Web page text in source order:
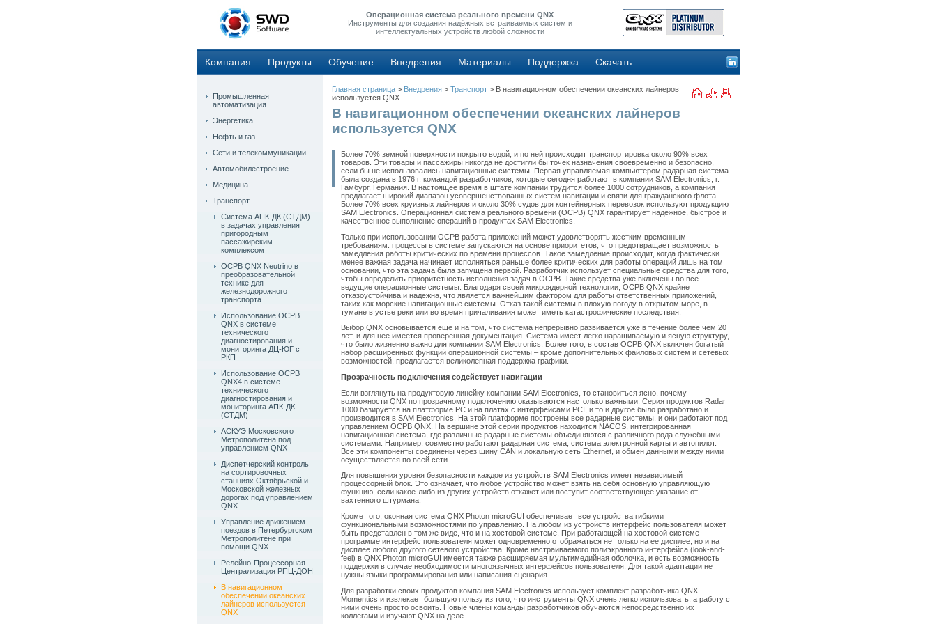
Операционная система реального времени QNX
Инструменты для создания надёжных встраиваемых систем и
интеллектуальных устройств любой сложности
Компания Продукты Обучение Внедрения Материалы Поддержка Скачать
Промышленная
автоматизация
Энергетика
Нефть и газ
Сети и телекоммуникации
Автомобилестроение
Медицина
Транспорт
Система АПК-ДК (СТДМ)
в задачах управления
пригородным
пассажирским
комплексом
ОСРВ QNX Neutrino в
преобразовательной
технике для
железнодорожного
транспорта
Использование ОСРВ
QNX в системе
технического
диагностирования и
мониторинга ДЦ-ЮГ с
РКП
Использование ОСРВ
QNX4 в системе
технического
диагностирования и
мониторинга АПК-ДК
(СТДМ)
АСКУЭ Московского
Метрополитена под
управлением QNX
Диспетчерский контроль
на сортировочных
станциях Октябрьской и
Московской железных
дорогах под управлением
QNX
Управление движением
поездов в Петербургском
Метрополитене при
помощи QNX
Релейно-Процессорная
Централизация РПЦ-ДОН
В навигационном
обеспечении океанских
лайнеров используется
QNX
Главная страница > Внедрения > Транспорт > В навигационном обеспечении океанских лайнеров
используется QNX
В навигационном обеспечении океанских лайнеров
используется QNX
Более 70% земной поверхности покрыто водой, и по ней происходит транспортировка около 90% всех
товаров. Эти товары и пассажиры никогда не достигли бы точек назначения своевременно и безопасно,
если бы не использовались навигационные системы. Первая управляемая компьютером радарная система
была создана в 1976 г. командой разработчиков, которые сегодня работают в компании SAM Electronics, г.
Гамбург, Германия. В настоящее время в штате компании трудится более 1000 сотрудников, а компания
предлагает широкий диапазон усовершенствованных систем навигации и связи для гражданского флота.
Более 70% всех круизных лайнеров и около 30% судов для контейнерных перевозок используют продукцию
SAM Electronics. Операционная система реального времени (ОСРВ) QNX гарантирует надежное, быстрое и
качественное выполнение операций в продуктах SAM Electronics.
Только при использовании ОСРВ работа приложений может удовлетворять жестким временным
требованиям: процессы в системе запускаются на основе приоритетов, что предотвращает возможность
замедления работы критических по времени процессов. Такое замедление происходит, когда фактически
менее важная задача начинает исполняться раньше более критических для работы операций лишь на том
основании, что эта задача была запущена первой. Разработчик использует специальные средства для того,
чтобы определить приоритетность исполнения задач в ОСРВ. Такие средства уже включены во все
ведущие операционные системы. Благодаря своей микроядерной технологии, ОСРВ QNX крайне
отказоустойчива и надежна, что является важнейшим фактором для работы ответственных приложений,
таких как морские навигационные системы. Отказ такой системы в плохую погоду в открытом море, в
тумане в устье реки или во время причаливания может иметь катастрофические последствия.
Выбор QNX основывается еще и на том, что система непрерывно развивается уже в течение более чем 20
лет, и для нее имеется проверенная документация. Система имеет легко наращиваемую и ясную структуру,
что было жизненно важно для компании SAM Electronics. Более того, в состав ОСРВ QNX включен богатый
набор расширенных функций операционной системы – кроме дополнительных файловых систем и сетевых
возможностей, предлагается великолепная поддержка графики.
Прозрачность подключения содействует навигации
Если взглянуть на продуктовую линейку компании SAM Electronics, то становиться ясно, почему
возможности QNX по прозрачному подключению оказываются настолько важными. Серия продуктов Radar
1000 базируется на платформе РС и на платах с интерфейсами PCI, и то и другое было разработано и
производится в SAM Electronics. На этой платформе построены все радарные системы, и они работают под
управлением ОСРВ QNX. На вершине этой серии продуктов находится NACOS, интегрированная
навигационная система, где различные радарные системы объединяются с различного рода служебными
системами. Например, совместно работают радарная система, система электронной карты и автопилот.
Все эти компоненты соединены через шину CAN и локальную сеть Ethernet, и обмен данными между ними
осуществляется по всей сети.
Для повышения уровня безопасности каждое из устройств SAM Electronics имеет независимый
процессорный блок. Это означает, что любое устройство может взять на себя основную управляющую
функцию, если какое-либо из других устройств откажет или поступит соответствующее указание от
вахтенного штурмана.
Кроме того, оконная система QNX Photon microGUI обеспечивает все устройства гибкими
функциональными возможностями по управлению. На любом из устройств интерфейс пользователя может
быть представлен в том же виде, что и на хостовой системе. При работающей на хостовой системе
программе интерфейс пользователя может одновременно отображаться не только на ее дисплее, но и на
дисплее любого другого сетевого устройства. Кроме настраиваемого полиэкранного интерфейса (look-and-
feel) в QNX Photon microGUI имеется также расширяемая мультимедийная оболочка, и есть возможность
поддержки в случае необходимости многоязычных интерфейсов пользователя. Для такой адаптации не
нужны языки программирования или написания сценария.
Для разработки своих продуктов компания SAM Electronics использует комплект разработчика QNX
Momentics и извлекает большую пользу из того, что инструменты QNX очень легко использовать, а работу с
ними очень просто освоить. Новые члены команды разработчиков обучаются непосредственно их
коллегами и изучают QNX на деле.